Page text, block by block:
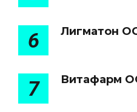
6 Лигматон
7 Витафарм